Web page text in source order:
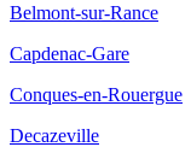
Belmont-sur-Rance
Capdenac-Gare
Conques-en-Rouergue
Decazeville